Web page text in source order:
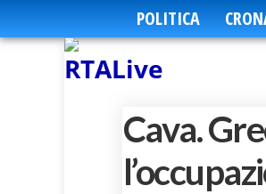
POLITICA
Cava.